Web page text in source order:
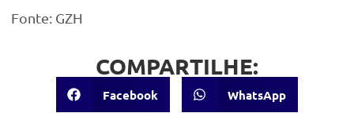
Fonte: GZH
COMPARTILHE:
Facebook WhatsApp